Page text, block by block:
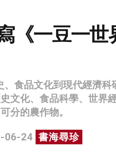
《一豆一世
、食品文化到現代經濟
文化、食品科學、世界
分的農作物。
06-24 書海尋珍